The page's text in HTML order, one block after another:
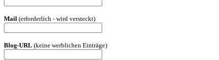
Mail (erforderlich - wird versteckt)
Blog-URL (keine werblichen Einträge)